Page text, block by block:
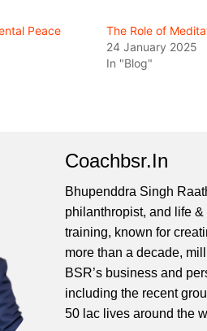
Peace
The Role of
24 January 2025
In "Blog"
Coachbsr.in
Bhupenddra Singh
philanthropist, and life
training, known for
more than a decade,
BSR’s business and
including the recent
50 lac lives around the